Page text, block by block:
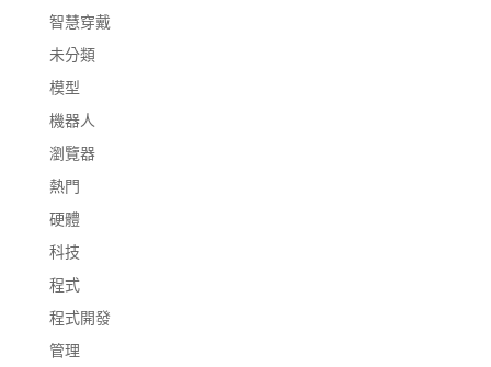
智慧穿戴
未分類
模型
機器人
瀏覽器
熱門
硬體
科技
程式
程式開發
管理